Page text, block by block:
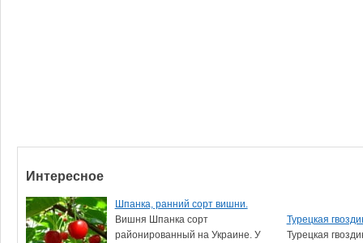
Интересное
Шпанка, ранний сорт вишни.
Вишня Шпанка сорт
районированный на Украине. У
Турецкая
Турецкая